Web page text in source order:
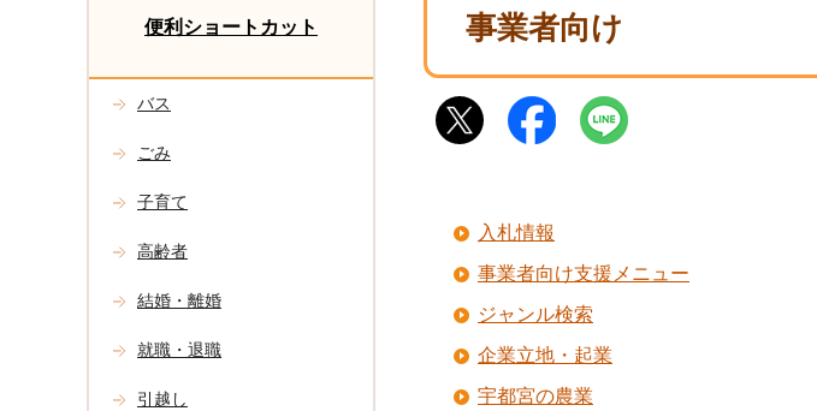
事業者向け
入札情報
事業者向け支援メニュー
ジャンル検索
企業立地・起業
宇都宮の農業
便利ショートカット
バス
ごみ
子育て
高齢者
結婚・離婚
就職・退職
引越し